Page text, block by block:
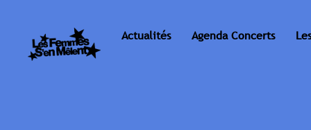
Actualités Agenda Concerts